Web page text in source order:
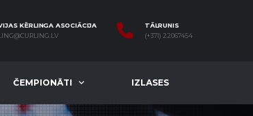
KĒRLINGA ASOCIĀCIJA
TĀLRUNIS
(+371) 22067454
ČEMPIONĀTI IZLASES